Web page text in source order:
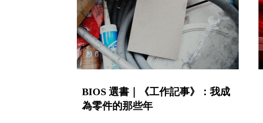
BIOS 選書｜《工作記事》：我成
為零件的那些年